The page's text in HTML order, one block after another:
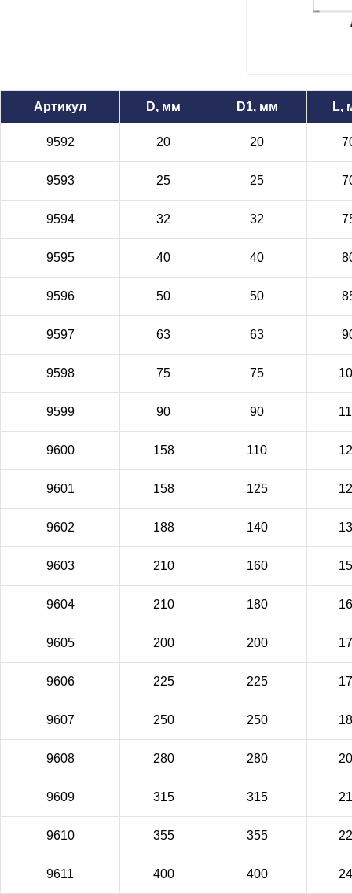
Артикул D, мм D1, мм L,
9592 20 20
9593 25 25
9594 32 32
9595 40 40
9596 50 50
9597 63 63
9598 75 75
9599 90 90
9600 158 110
9601 158 125
9602 188 140
9603 210 160
9604 210 180
9605 200 200
9606 225 225
9607 250 250
9608 280 280
9609 315 315
9610 355 355
9611 400 400